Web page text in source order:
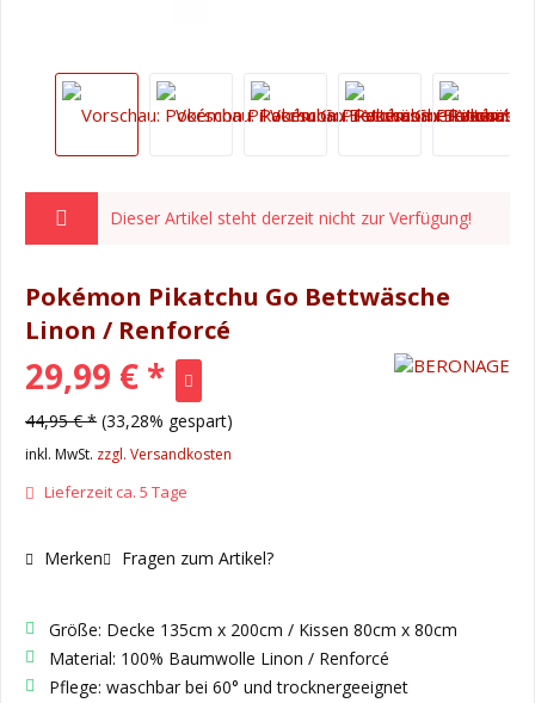
Dieser Artikel steht derzeit nicht zur Verfügung!
Pokémon Pikatchu Go Bettwäsche
Linon / Renforcé
29,99 € *
44,95 € * (33,28% gespart)
inkl. MwSt. zzgl. Versandkosten
Lieferzeit ca. 5 Tage
Merken Fragen zum Artikel?
Größe: Decke 135cm x 200cm / Kissen 80cm x 80cm
Material: 100% Baumwolle Linon / Renforcé
Pflege: waschbar bei 60° und trocknergeeignet